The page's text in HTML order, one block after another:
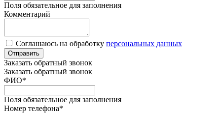
Поля обязательное для заполнения
Комментарий
Соглашаюсь на обработку персональных данных
Отправить
Заказать обратный звонок
Заказать обратный звонок
ФИО*
Поля обязательное для заполнения
Номер телефона*